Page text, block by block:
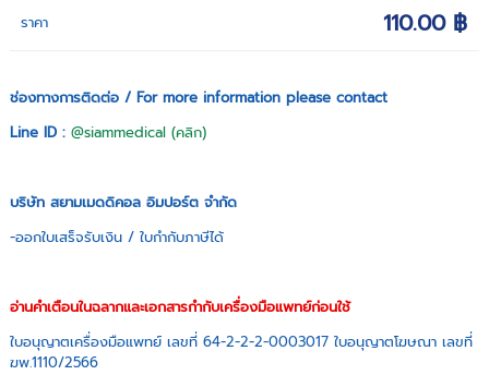
ราคา 110.00 ฿
ช่องทางการติดต่อ / For more information please contact
Line ID :@siammedical (คลิก)
บริษัท สยามเมดดิคอล อิมปอร์ต จำกัด
-ออกใบเสร็จรับเงิน / ใบกำกับภาษีได้
อ่านคำเตือนในฉลากและเอกสารกำกับเครื่องมือแพทย์ก่อนใช้
ใบอนุญาตเครื่องมือแพทย์ เลขที่ 64-2-2-2-0003017 ใบอนุญาตโฆษณา เลขที่
ฆพ.1110/2566